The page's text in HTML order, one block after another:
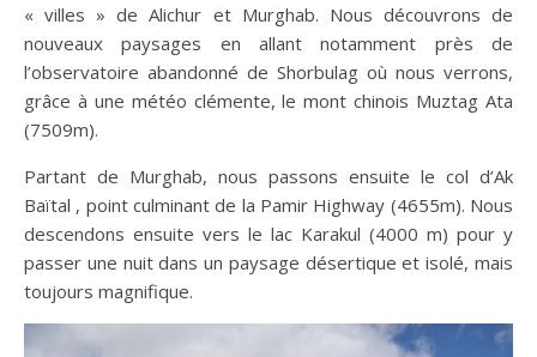
« villes » de Alichur et Murghab. Nous découvrons de
nouveaux paysages en allant notamment près de
l’observatoire abandonné de Shorbulag où nous verrons,
grâce à une météo clémente, le mont chinois Muztag Ata
(7509m).
Partant de Murghab, nous passons ensuite le col d’Ak
Baïtal , point culminant de la Pamir Highway (4655m). Nous
descendons ensuite vers le lac Karakul (4000 m) pour y
passer une nuit dans un paysage désertique et isolé, mais
toujours magnifique.